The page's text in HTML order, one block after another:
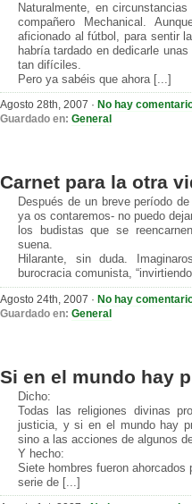
Naturalmente, en
compañero Mechanical.
aficionado al fútbol, para sentir
habría tardado en dedicarle
tan difíciles.
Pero ya sabéis que ahora [...]
Agosto 28th, 2007 · No hay
Guardado en: General
Carnet para la otra
Después de un breve período
ya os contaremos- no puedo
los budistas que se
suena.
Hilarante, sin duda.
burocracia comunista,
Agosto 24th, 2007 · No hay
Guardado en: General
Si en el mundo hay
Dicho:
Todas las religiones divinas
justicia, y si en el mundo hay
sino a las acciones de algunos
Y hecho:
Siete hombres fueron
serie de [...]